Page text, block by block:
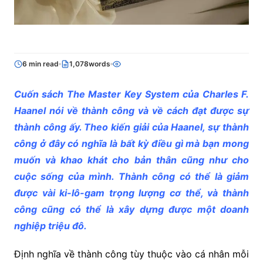
6 min read 1,078words
Cuốn sách The Master Key System của Charles F.
Haanel nói về thành công và về cách đạt được sự
thành công ấy. Theo kiến giải của Haanel, sự thành
công ở đây có nghĩa là bất kỳ điều gì mà bạn mong
muốn và khao khát cho bản thân cũng như cho
cuộc sống của mình. Thành công có thể là giảm
được vài ki-lô-gam trọng lượng cơ thể, và thành
công cũng có thể là xây dựng được một doanh
nghiệp triệu đô.
Định nghĩa về thành công tùy thuộc vào cá nhân mỗi